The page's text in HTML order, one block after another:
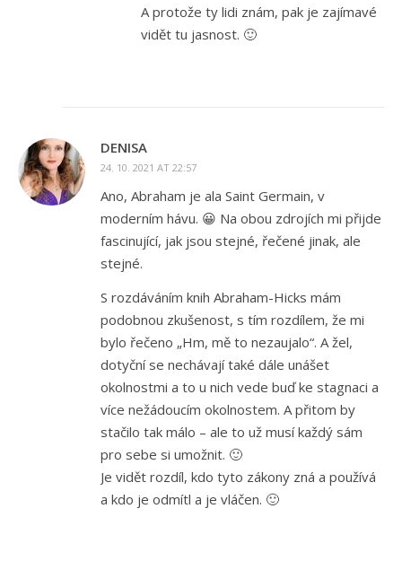
A protože ty lidi znám, pak je zajímavé
vidět tu jasnost. 🙂
DENISA
24. 10. 2021 AT 22:57
Ano, Abraham je ala Saint Germain, v
moderním hávu. 😀 Na obou zdrojích mi přijde
fascinující, jak jsou stejné, řečené jinak, ale
stejné.
S rozdáváním knih Abraham-Hicks mám
podobnou zkušenost, s tím rozdílem, že mi
bylo řečeno „Hm, mě to nezaujalo“. A žel,
dotyční se nechávají také dále unášet
okolnostmi a to u nich vede buď ke stagnaci a
více nežádoucím okolnostem. A přitom by
stačilo tak málo – ale to už musí každý sám
pro sebe si umožnit. 🙂
Je vidět rozdíl, kdo tyto zákony zná a používá
a kdo je odmítl a je vláčen. 🙂